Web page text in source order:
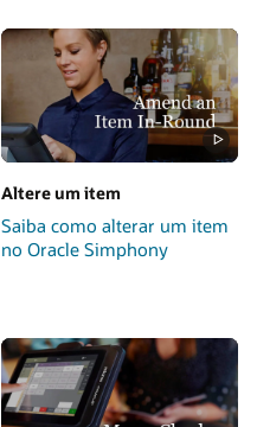
Altere um item
Saiba como alterar um item
no Oracle Simphony